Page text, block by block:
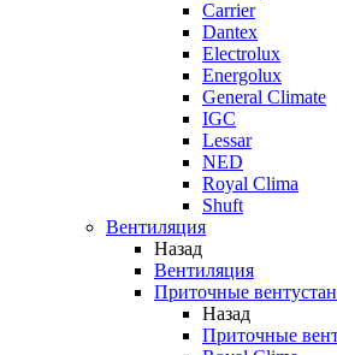
Carrier
Dantex
Electrolux
Energolux
General Climate
IGC
Lessar
NED
Royal Clima
Shuft
Вентиляция
Назад
Вентиляция
Приточные
Назад
Приточные